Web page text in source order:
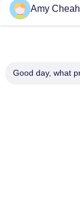
Εσωτερική/
υψηλής δύναμης
800-2500MHZ
Amy Cheah
Good day, what